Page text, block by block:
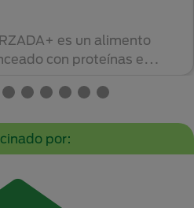
es un alimento
con proteínas e
por: